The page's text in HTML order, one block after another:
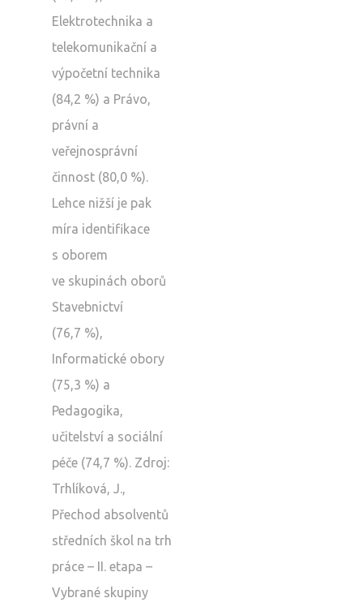
Elektrotechnika a
telekomunikační a
výpočetní technika
(84,2 %) a Právo,
právní a
veřejnosprávní
činnost (80,0 %).
Lehce nižší je pak
míra identifikace
s oborem
ve skupinách oborů
Stavebnictví
(76,7 %),
Informatické obory
(75,3 %) a
Pedagogika,
učitelství a sociální
péče (74,7 %). Zdroj:
Trhlíková, J.,
Přechod absolventů
středních škol na trh
práce – II. etapa –
Vybrané skupiny